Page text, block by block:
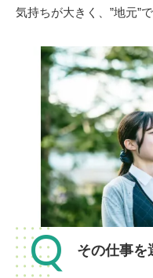
気持ちが大きく、”地元”
Q その仕事を